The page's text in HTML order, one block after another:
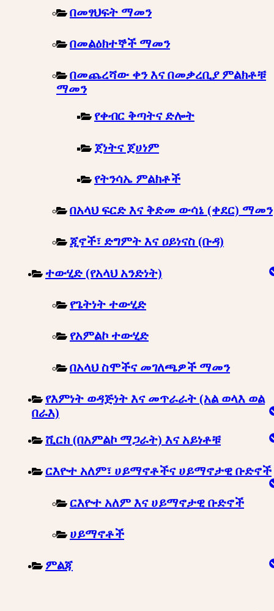
በመፃህፍት ማመን
በመልዕክተኞች ማመን
በመጨረሻው ቀን እና በመቃረቢያ ምልክቶቹ
ማመን
የቀብር ቅጣትና ድሎት
ጀነትና ጀሀነም
የትንሳኤ ምልክቶች
በአላህ ፍርድ እና ቅድመ ውሳኔ (ቀደር) ማመን
ጂኖች፣ ድግምት እና ዐይነናስ (ቡዳ)
ተውሂድ (የአላህ አንድነት)
የጌትነት ተውሂድ
የአምልኮ ተውሂድ
በአላህ ስሞችና መገለጫዎች ማመን
የእምነት ወዳጅነት እና መጥራራት (አል ወላእ ወል
በራእ)
ሺርክ (በአምልኮ ማጋራት) እና አይነቶቹ
ርእዮተ አለም፣ ሀይማኖቶችና ሀይማኖታዊ ቡድኖች
ርእዮተ አለም እና ሀይማኖታዊ ቡድኖች
ሀይማኖቶች
ምልጃ